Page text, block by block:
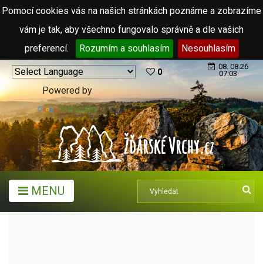
Pomocí cookies vás na našich stránkách poznáme a zobrazíme
vám je tak, aby všechno fungovalo správně a dle vašich
preferencí.
Rozumím a souhlasím Nesouhlasím
Powered by
Translate
0
08. 08.26
07:03
MENU